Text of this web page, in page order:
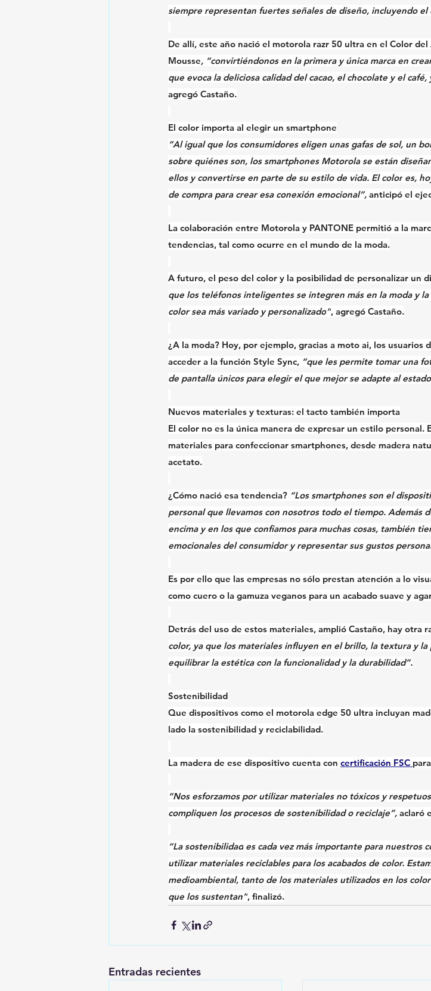
siempre representan fuertes señales de diseño, incluyendo el
De allí, este año nació el motorola razr 50 ultra en el Color del
Mousse, “convirtiéndonos en la primera y única marca en
que evoca la deliciosa calidad del cacao, el chocolate y el
agregó Castaño.
El color importa al elegir un smartphone
“Al igual que los consumidores eligen unas gafas de sol, un
sobre quiénes son, los smartphones Motorola se están
ellos y convertirse en parte de su estilo de vida. El color es,
de compra para crear esa conexión emocional”, anticipó el
La colaboración entre Motorola y PANTONE permitió a la
tendencias, tal como ocurre en el mundo de la moda.
A futuro, el peso del color y la posibilidad de personalizar un
que los teléfonos inteligentes se integren más en la moda y
color sea más variado y personalizado”, agregó Castaño.
¿A la moda? Hoy, por ejemplo, gracias a moto ai, los usuarios
acceder a la función Style Sync, “que les permite tomar una
de pantalla únicos para elegir el que mejor se adapte al
Nuevos materiales y texturas: el tacto también importa
El color no es la única manera de expresar un estilo personal.
materiales para confeccionar smartphones, desde madera
acetato.
¿Cómo nació esa tendencia? “Los smartphones son el
personal que llevamos con nosotros todo el tiempo. Además
encima y en los que confiamos para muchas cosas, también
emocionales del consumidor y representar sus gustos
Es por ello que las empresas no sólo prestan atención a lo
como cuero o la gamuza veganos para un acabado suave y
Detrás del uso de estos materiales, amplió Castaño, hay otra
color, ya que los materiales influyen en el brillo, la textura y
equilibrar la estética con la funcionalidad y la durabilidad”.
Sostenibilidad
Que dispositivos como el motorola edge 50 ultra incluyan
lado la sostenibilidad y reciclabilidad.
La madera de ese dispositivo cuenta con certificación FSC
“Nos esforzamos por utilizar materiales no tóxicos y
compliquen los procesos de sostenibilidad o reciclaje”, aclaró
“La sostenibilidad es cada vez más importante para nuestros
utilizar materiales reciclables para los acabados de color.
medioambiental, tanto de los materiales utilizados en los
que los sustentan”, finalizó.
Entradas recientes